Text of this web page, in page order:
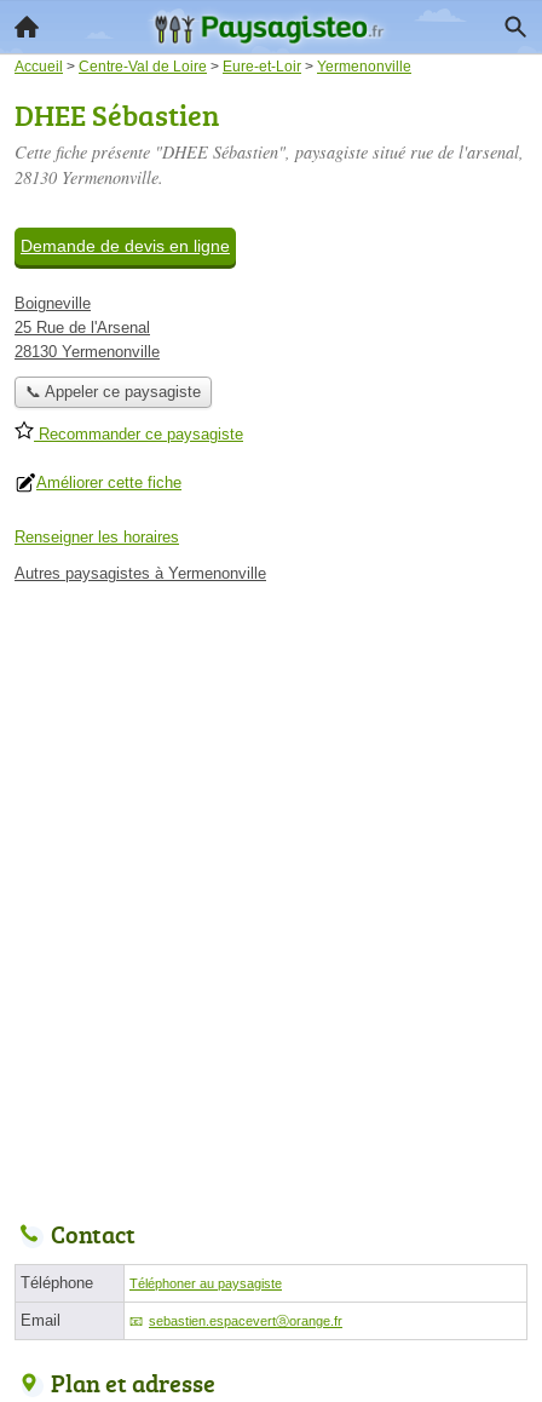
Accueil > Centre-Val de Loire > Eure-et-Loir > Yermenonville
DHEE Sébastien
Cette fiche présente "DHEE Sébastien", paysagiste situé rue de l'arsenal,
28130 Yermenonville.
Demande de devis en ligne
Boigneville
25 Rue de l'Arsenal
28130 Yermenonville
📞 Appeler ce paysagiste
Recommander ce paysagiste
Améliorer cette fiche
Renseigner les horaires
Autres paysagistes à Yermenonville
Contact
Téléphone Téléphoner au paysagiste
Email sebastien.espacevertⓐorange.fr
Plan et adresse